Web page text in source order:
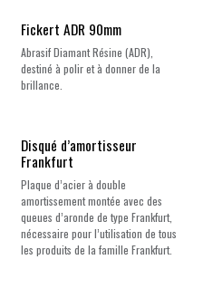
Fickert ADR 90mm
Abrasif Diamant Résine (ADR),
destiné à polir et à donner de la
brillance.
Disqué d’amortisseur
Frankfurt
Plaque d’acier à double
amortissement montée avec des
queues d’aronde de type Frankfurt,
nécessaire pour l’utilisation de tous
les produits de la famille Frankfurt.